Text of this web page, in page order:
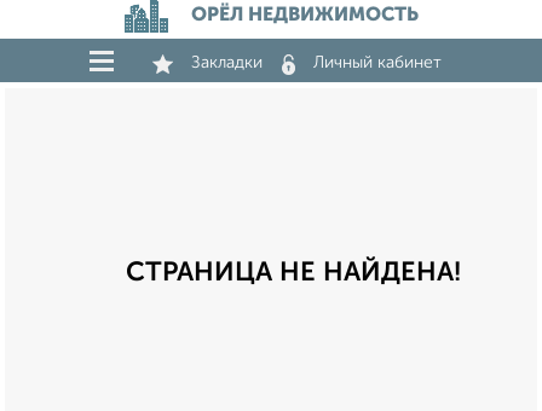
ОРЁЛ НЕДВИЖИМОСТЬ
Закладки Личный кабинет
СТРАНИЦА НЕ НАЙДЕНА!